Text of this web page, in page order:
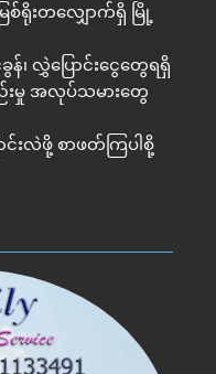
ရိုးတလျှောက်ရှိ မြို့
၊ လွှဲပြောင်းငွေတွေရရှိ
းမှု အလုပ်သမားတွေ
းလဲဖို့ စာဖတ်ကြပါစို့